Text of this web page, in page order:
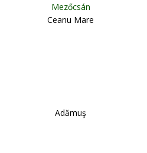
Mezőcsán
Ceanu Mare
Adămuş